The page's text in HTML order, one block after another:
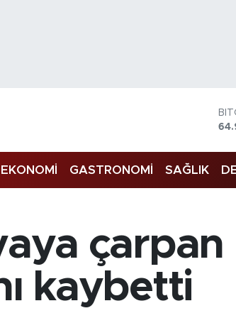
EKONOMİ GASTRONOMİ SAĞLIK
kaybetti